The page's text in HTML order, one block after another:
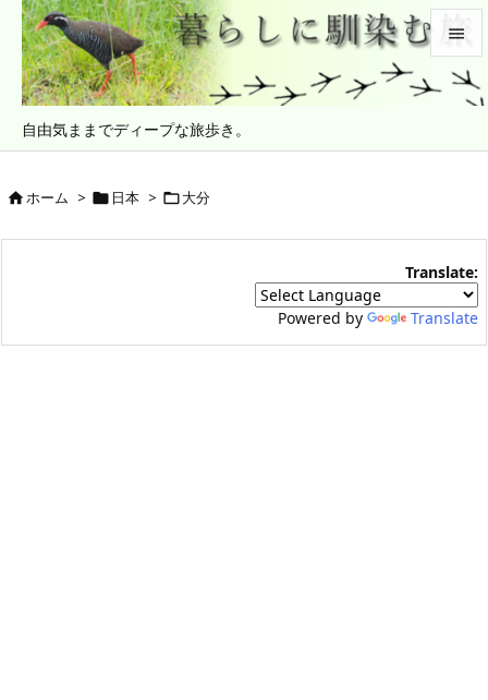
自由気ままでディープな旅歩き。


メニュ
次へ

ホーム >  日本 > 大分
Translate:
Powered by Translate